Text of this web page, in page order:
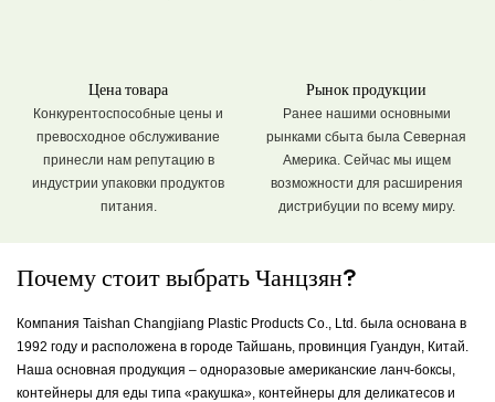
Цена товара
Конкурентоспособные цены и
превосходное обслуживание
принесли нам репутацию в
индустрии упаковки продуктов
питания.
Рынок продукции
Ранее нашими основными
рынками сбыта была Северная
Америка. Сейчас мы ищем
возможности для расширения
дистрибуции по всему миру.
Почему стоит выбрать Чанцзян?
Компания Taishan Changjiang Plastic Products Co., Ltd. была основана в
1992 году и расположена в городе Тайшань, провинция Гуандун, Китай.
Наша основная продукция – одноразовые американские ланч-боксы,
контейнеры для еды типа «ракушка», контейнеры для деликатесов и